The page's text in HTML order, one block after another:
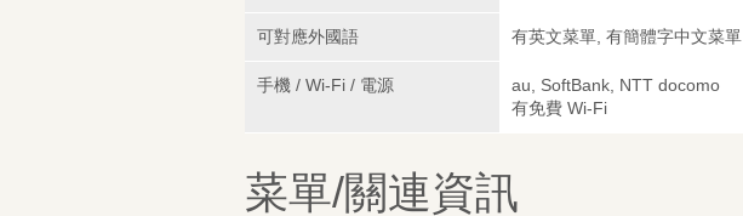
可對應外國語 有英文菜單, 有簡體字中文菜單
手機 / Wi-Fi / 電源
au, SoftBank, NTT docomo
有免費 Wi-Fi
菜單/關連資訊